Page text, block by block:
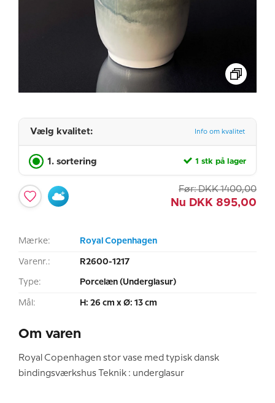
Vælg kvalitet: Info om kvalitet
1. sortering 1 stk på lager
Før: DKK 1400,00
Nu DKK 895,00
Mærke: Royal Copenhagen
Varenr.: R2600-1217
Type: Porcelæn (Underglasur)
Mål: H: 26 cm x Ø: 13 cm
Om varen
Royal Copenhagen stor vase med typisk dansk
bindingsværkshus Teknik : underglasur